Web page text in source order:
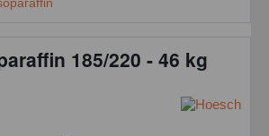
185/220 - 46 kg